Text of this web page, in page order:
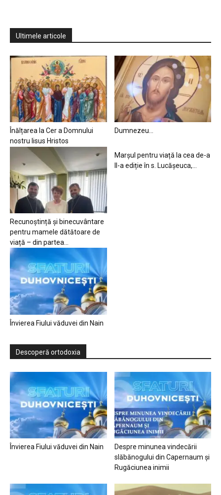
Ultimele articole
Înălțarea la Cer a Domnului
nostru Iisus Hristos
Dumnezeu…
Recunoștință și binecuvântare
pentru mamele dătătoare de
viață – din partea...
Marșul pentru viață la cea de-a
II-a ediție în s. Lucășeuca,...
Învierea Fiului văduvei din Nain
Descoperă ortodoxia
Învierea Fiului văduvei din Nain
Despre minunea vindecării
slăbănogului din Capernaum și
Rugăciunea inimii